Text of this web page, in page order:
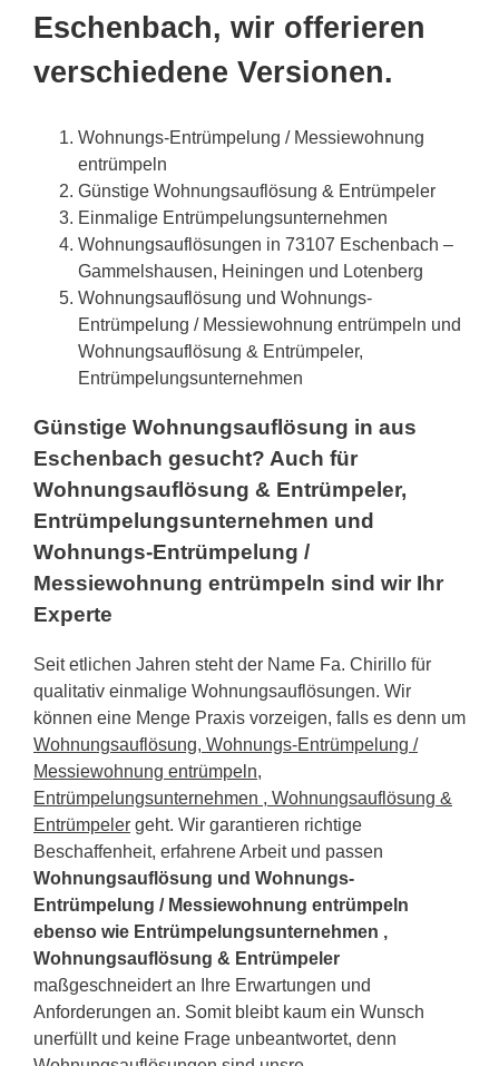
Eschenbach, wir offerieren
verschiedene Versionen.
Wohnungs-Entrümpelung / Messiewohnung
entrümpeln
Günstige Wohnungsauflösung & Entrümpeler
Einmalige Entrümpelungsunternehmen
Wohnungsauflösungen in 73107 Eschenbach –
Gammelshausen, Heiningen und Lotenberg
Wohnungsauflösung und Wohnungs-
Entrümpelung / Messiewohnung entrümpeln und
Wohnungsauflösung & Entrümpeler,
Entrümpelungsunternehmen
Günstige Wohnungsauflösung in aus
Eschenbach gesucht? Auch für
Wohnungsauflösung & Entrümpeler,
Entrümpelungsunternehmen und
Wohnungs-Entrümpelung /
Messiewohnung entrümpeln sind wir Ihr
Experte
Seit etlichen Jahren steht der Name Fa. Chirillo für
qualitativ einmalige Wohnungsauflösungen. Wir
können eine Menge Praxis vorzeigen, falls es denn um
Wohnungsauflösung, Wohnungs-Entrümpelung /
Messiewohnung entrümpeln,
Entrümpelungsunternehmen , Wohnungsauflösung &
Entrümpeler geht. Wir garantieren richtige
Beschaffenheit, erfahrene Arbeit und passen
Wohnungsauflösung und Wohnungs-
Entrümpelung / Messiewohnung entrümpeln
ebenso wie Entrümpelungsunternehmen ,
Wohnungsauflösung & Entrümpeler
maßgeschneidert an Ihre Erwartungen und
Anforderungen an. Somit bleibt kaum ein Wunsch
unerfüllt und keine Frage unbeantwortet, denn